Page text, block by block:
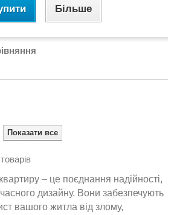
Більше
Показати все
– це поєднання надійності,
дизайну. Вони забезпечують
вашого житла від злому,